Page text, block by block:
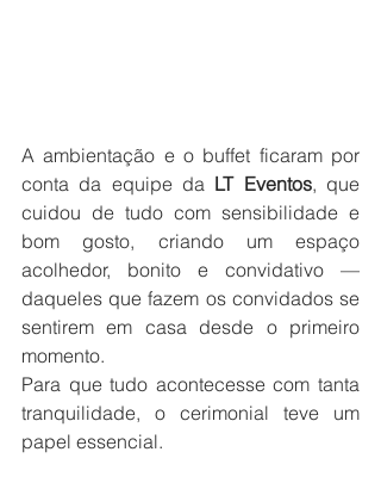
A ambientação e o buffet ficaram por
conta da equipe da LT Eventos, que
cuidou de tudo com sensibilidade e
bom gosto, criando um espaço
acolhedor, bonito e convidativo —
daqueles que fazem os convidados se
sentirem em casa desde o primeiro
momento.
Para que tudo acontecesse com tanta
tranquilidade, o cerimonial teve um
papel essencial.